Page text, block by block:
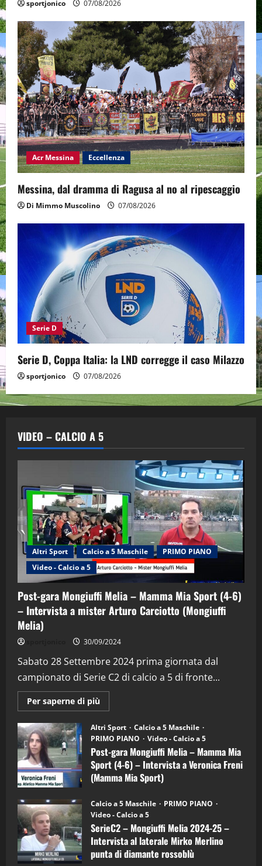
sportjonico 07/08/2026
Acr Messina Eccellenza
Messina, dal dramma di Ragusa al no al ripescaggio
Di Mimmo Muscolino 07/08/2026
Serie D
Serie D, Coppa Italia: la LND corregge il caso Milazzo
sportjonico 07/08/2026
VIDEO – CALCIO A 5
Altri Sport Calcio a 5 Maschile
PRIMO PIANO
Video - Calcio a 5
Post-gara Mongiuffi Melia – Mamma Mia Sport (4-6)
– Intervista a mister Arturo Carciotto (Mongiuffi
Melia)
30/09/2024
Sabato 28 Settembre 2024 prima giornata dal
campionato di Serie C2 di calcio a 5 di fronte...
Per saperne di più
informazioni
Post-
gara
Mongiuffi
Melia
–
Mamma
Mia
Sport
6)
–
Intervista
a
mister
Arturo
Carciotto
(Mongiuffi
Altri Sport
Calcio a 5 Maschile
PRIMO PIANO
Video - Calcio a 5
Post-gara Mongiuffi Melia – Mamma Mia
Sport (4-6) – Intervista a Veronica Freni
(Mamma Mia Sport)
Calcio a 5 Maschile
PRIMO PIANO
Video - Calcio a 5
SerieC2 – Mongiuffi Melia 2024-25 –
Intervista al laterale Mirko Merlino
punta di diamante rossoblù
2
“SportEmpire” in Podcast: 29^ Puntata
(Martedi 28 Aprile 2026)
28/04/2026
3
"SportEmpire" in Podcast
“SportEmpire” in Podcast: 28^ Puntata
(Martedi 21 Aprile 2026)
21/04/2026
4
“SportEmpire” in Podcast: 27^ Puntata
(Martedi 14 Aprile 2026)
15/04/2026